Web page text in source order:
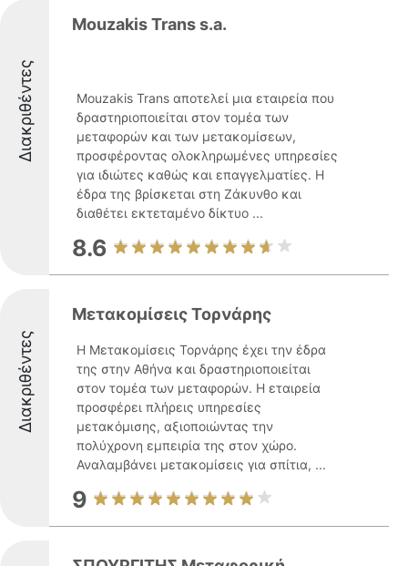
Διακριθέντες
Mouzakis Trans s.a.
Mouzakis Trans αποτελεί μια εταιρεία που
δραστηριοποιείται στον τομέα των
μεταφορών και των μετακομίσεων,
προσφέροντας ολοκληρωμένες υπηρεσίες
για ιδιώτες καθώς και επαγγελματίες. Η
έδρα της βρίσκεται στη Ζάκυνθο και
διαθέτει εκτεταμένο δίκτυο ...
8.6
Διακριθέντες
Μετακομίσεις Τορνάρης
Η Μετακομίσεις Τορνάρης έχει την έδρα
της στην Αθήνα και δραστηριοποιείται
στον τομέα των μεταφορών. Η εταιρεία
προσφέρει πλήρεις υπηρεσίες
μετακόμισης, αξιοποιώντας την
πολύχρονη εμπειρία της στον χώρο.
Αναλαμβάνει μετακομίσεις για σπίτια, ...
9